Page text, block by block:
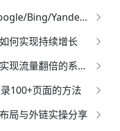
跨境电商SEO托管解决方案：Google/Bing/Yandex三平台同步优化的全球流量密码
何实现持续增长
电商SEO案例实录：优化产品页实现流量翻倍的系统方法
100+页面的方法
局与外链实操分享